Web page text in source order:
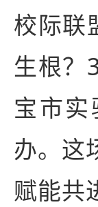
校际联
生根？
宝市
办。这
赋能共